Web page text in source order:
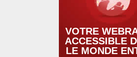
VOTRE
ACCESSIBLE
LE MONDE